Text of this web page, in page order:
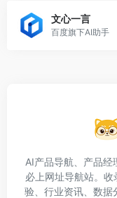
文心一言
百度旗下AI助手
AI产品导航、产品经
必上网址导航站。
验、行业资讯、数据